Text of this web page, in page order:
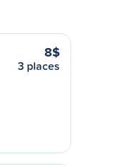
8$
3 places